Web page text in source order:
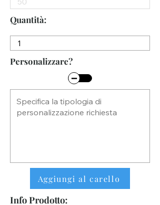
Quantità:
Personalizzare?
Aggiungi al carello
Info Prodotto: